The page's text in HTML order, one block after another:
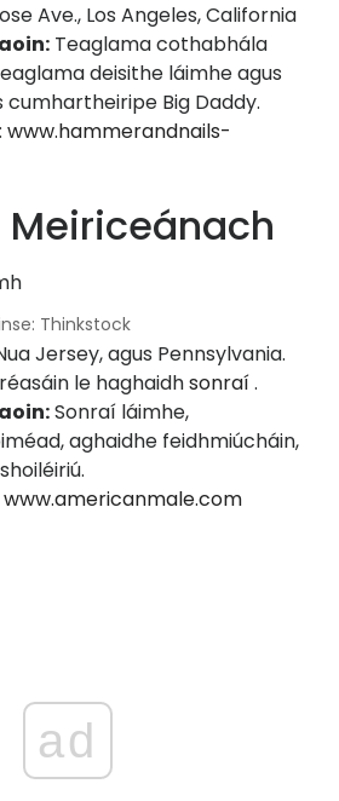
Ave., Los Angeles, California
Teaglama cothabhála
deisithe láimhe agus
cumhartheiripe Big Daddy.
: www.hammerandnails-
Meiriceánach
Thinkstock
Jersey, agus Pennsylvania.
le haghaidhsonraí.
Sonraí láimhe,
aghaidhe feidhmiúcháin,
www.americanmale.com
ad